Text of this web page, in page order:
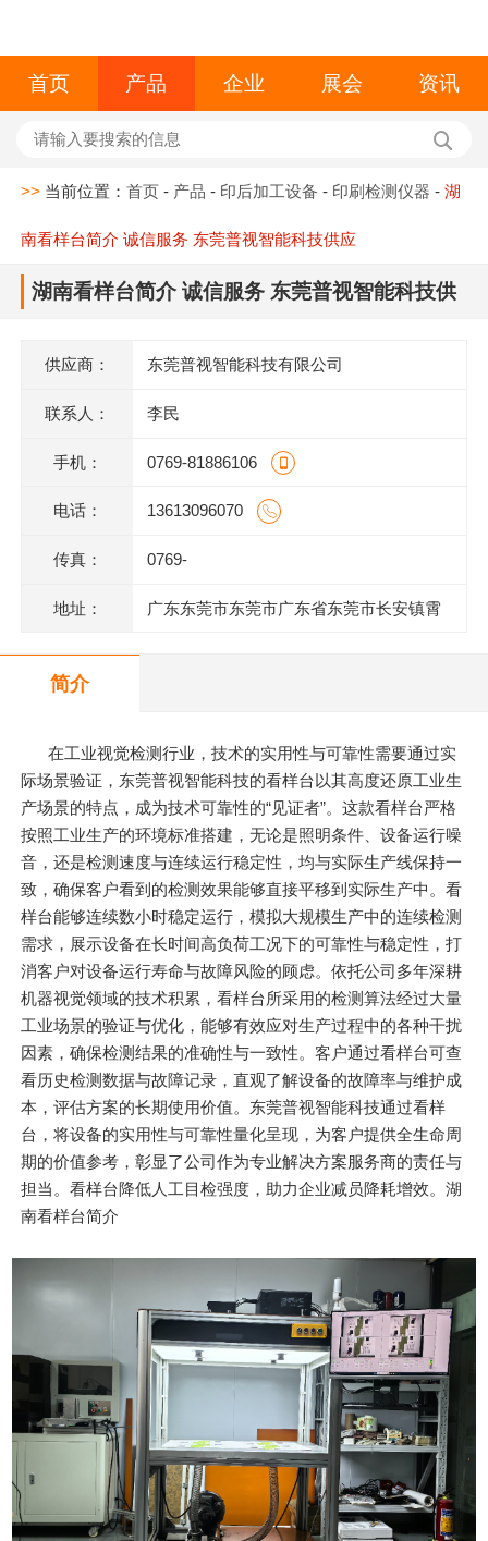
首页 产品 企业 展会 资讯
>> 当前位置：首页 - 产品 - 印后加工设备 - 印刷检测仪器 -湖
南看样台简介 诚信服务 东莞普视智能科技供应
湖南看样台简介 诚信服务 东莞普视智能科技供
供应商： 东莞普视智能科技有限公司
联系人： 李民
手机： 0769-81886106
电话： 13613096070
传真： 0769-
地址： 广东东莞市东莞市广东省东莞市长安镇霄
简介
在工业视觉检测行业，技术的实用性与可靠性需要通过实
际场景验证，东莞普视智能科技的看样台以其高度还原工业生
产场景的特点，成为技术可靠性的“见证者”。这款看样台严格
按照工业生产的环境标准搭建，无论是照明条件、设备运行噪
音，还是检测速度与连续运行稳定性，均与实际生产线保持一
致，确保客户看到的检测效果能够直接平移到实际生产中。看
样台能够连续数小时稳定运行，模拟大规模生产中的连续检测
需求，展示设备在长时间高负荷工况下的可靠性与稳定性，打
消客户对设备运行寿命与故障风险的顾虑。依托公司多年深耕
机器视觉领域的技术积累，看样台所采用的检测算法经过大量
工业场景的验证与优化，能够有效应对生产过程中的各种干扰
因素，确保检测结果的准确性与一致性。客户通过看样台可查
看历史检测数据与故障记录，直观了解设备的故障率与维护成
本，评估方案的长期使用价值。东莞普视智能科技通过看样
台，将设备的实用性与可靠性量化呈现，为客户提供全生命周
期的价值参考，彰显了公司作为专业解决方案服务商的责任与
担当。看样台降低人工目检强度，助力企业减员降耗增效。湖
南看样台简介